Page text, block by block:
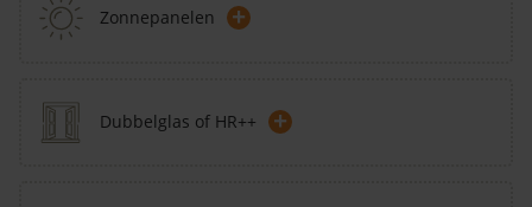
Zonnepanelen +
Dubbelglas of HR++ +